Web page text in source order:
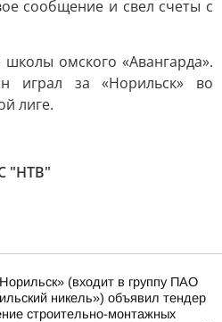
сообщение и свел счеты с
омского «Авангарда».
играл за «Норильск» во
лиге.
"НТВ"
(входит в группу ПАО
никель») объявил тендер
строительно-монтажных